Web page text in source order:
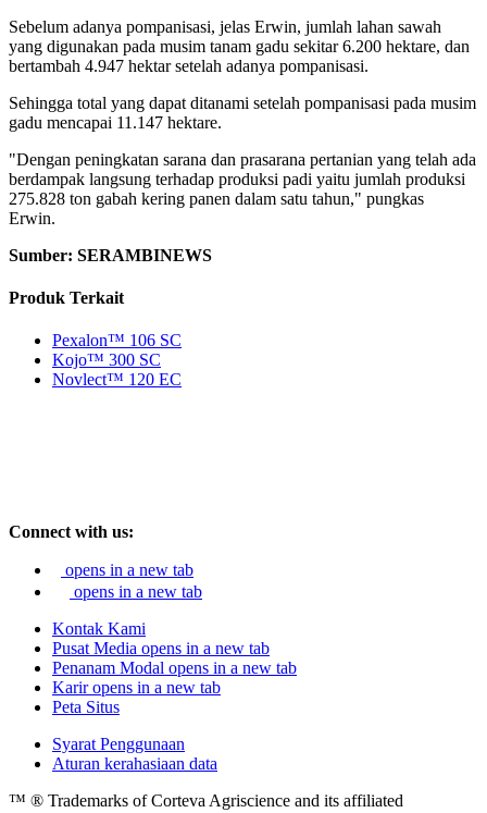
Sebelum adanya pompanisasi, jelas Erwin, jumlah lahan sawah
yang digunakan pada musim tanam gadu sekitar 6.200 hektare, dan
bertambah 4.947 hektar setelah adanya pompanisasi.
Sehingga total yang dapat ditanami setelah pompanisasi pada musim
gadu mencapai 11.147 hektare.
"Dengan peningkatan sarana dan prasarana pertanian yang telah ada
berdampak langsung terhadap produksi padi yaitu jumlah produksi
275.828 ton gabah kering panen dalam satu tahun," pungkas
Erwin.
Sumber: SERAMBINEWS
Produk Terkait
Pexalon™ 106 SC
Kojo™ 300 SC
Novlect™ 120 EC
Connect with us:
opens in a new tab
opens in a new tab
Kontak Kami
Pusat Media opens in a new tab
Penanam Modal opens in a new tab
Karir opens in a new tab
Peta Situs
Syarat Penggunaan
Aturan kerahasiaan data
™ ® Trademarks of Corteva Agriscience and its affiliated